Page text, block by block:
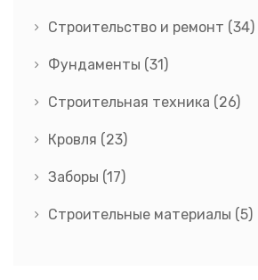
Строительство и ремонт (34)
Фундаменты (31)
Строительная техника (26)
Кровля (23)
Заборы (17)
Строительные материалы (5)